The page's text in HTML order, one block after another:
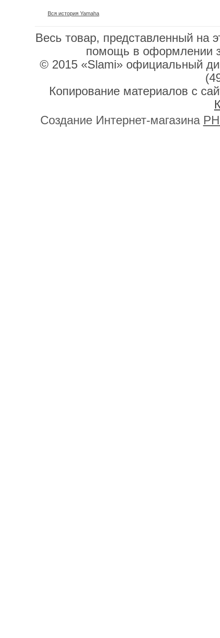
Вся история Yamaha
Весь товар, представленный на
помощь в оформлении
© 2015 «Slami» официальный
Копирование материалов с
Создание Интернет-магазина